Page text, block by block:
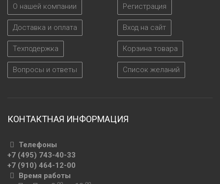
О нашей компании
Доставка и оплата
Техподержка
Вопросы и ответы
Регистрация
Вход на сайт
Корзина товара
Список желаний
КОНТАКТНАЯ ИНФОРМАЦИЯ
Телефоны
+7 (495) 743-40-33
+7 (910) 464-12-00
Время работы